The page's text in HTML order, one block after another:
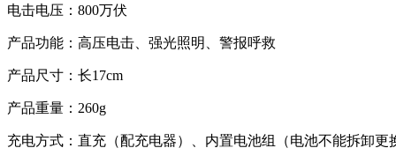
电击电压：800万伏
产品功能：高压电击、强光照明、警报呼救
产品尺寸：长17cm
产品重量：260g
充电方式：直充（配充电器）、内置电池组（电池不能拆卸更